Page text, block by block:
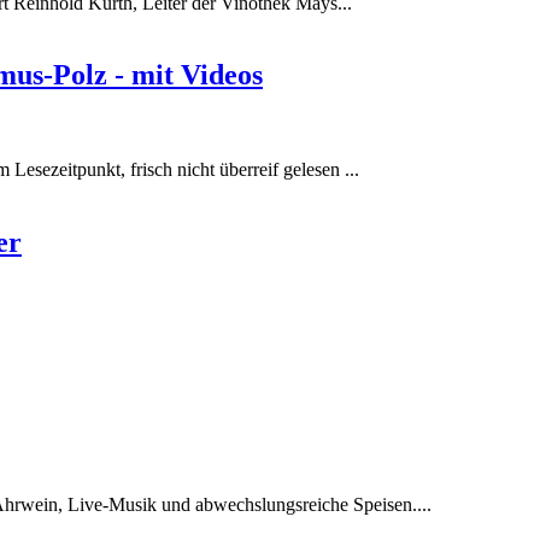
Polz - mit Videos
frisch nicht überreif gelesen ...
Live-Musik und abwechslungsreiche Speisen....